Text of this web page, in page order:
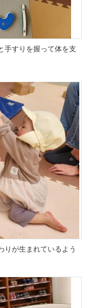
手すりを握って体を支
りが生まれているよう